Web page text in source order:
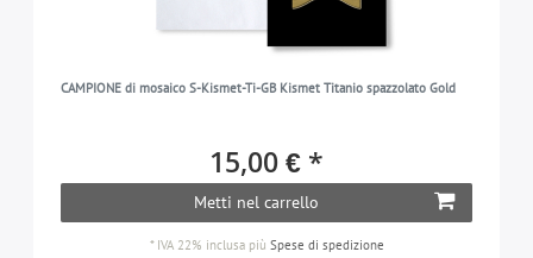
CAMPIONE di mosaico S-Kismet-Ti-GB Kismet Titanio spazzolato Gold
15,00 € *
Metti nel carrello
* IVA 22% inclusapiù Spese di spedizione